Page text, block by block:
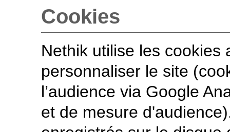
Cookies
Nethik utilise les cookies
personnaliser le site
l’audience via Google
et de mesure